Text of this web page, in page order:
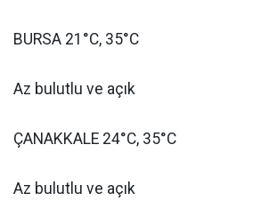
BURSA 21°C, 35°C
Az bulutlu ve açık
ÇANAKKALE 24°C, 35°C
Az bulutlu ve açık